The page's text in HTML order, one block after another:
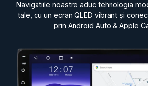
Navigatiile noastre aduc tehnologia
tale, cu un ecran QLED vibrant și
prin Android Auto & Apple